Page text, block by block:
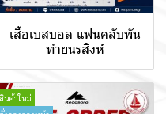
เสื้อเบสบอล แฟนคลับพัน
ท้ายนรสิงห์
สินค้าใหม่